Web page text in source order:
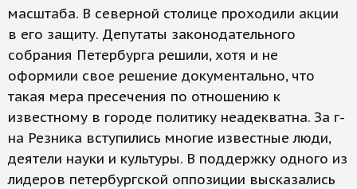
масштаба. В северной столице проходили акции
в его защиту. Депутаты законодательного
собрания Петербурга решили, хотя и не
оформили свое решение документально, что
такая мера пресечения по отношению к
известному в городе политику неадекватна. За г-
на Резника вступились многие известные люди,
деятели науки и культуры. В поддержку одного из
лидеров петербургской оппозиции высказались